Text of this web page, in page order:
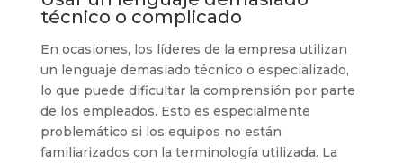
técnico o complicado
En ocasiones, los líderes de la empresa utilizan
un lenguaje demasiado técnico o especializado,
lo que puede dificultar la comprensión por parte
de los empleados. Esto es especialmente
problemático si los equipos no están
familiarizados con la terminología utilizada. La